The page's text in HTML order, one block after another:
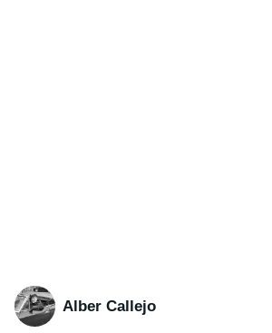
Alber Callejo